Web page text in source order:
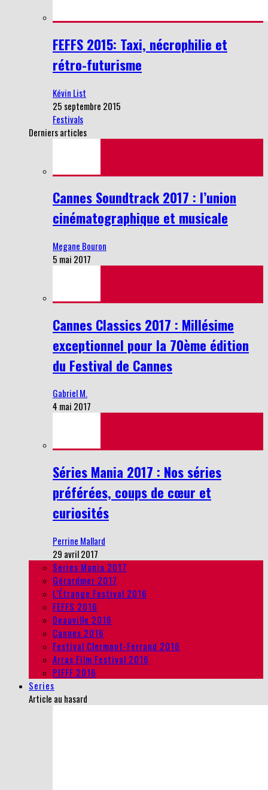
FEFFS 2015: Taxi, nécrophilie et
rétro-futurisme
Kévin List
25 septembre 2015
Festivals
Derniers articles
Cannes Soundtrack 2017 : l’union
cinématographique et musicale
Megane Bouron
5 mai 2017
Cannes Classics 2017 : Millésime
exceptionnel pour la 70ème édition
du Festival de Cannes
Gabriel M.
4 mai 2017
Séries Mania 2017 : Nos séries
préférées, coups de cœur et
curiosités
Perrine Mallard
29 avril 2017
Series Mania 2017
Gérardmer 2017
L’Étrange Festival 2016
FEFFS 2016
Deauville 2016
Cannes 2016
Festival Clermont-Ferrand 2016
Arras Film Festival 2016
PIFFF 2016
Series
Article au hasard